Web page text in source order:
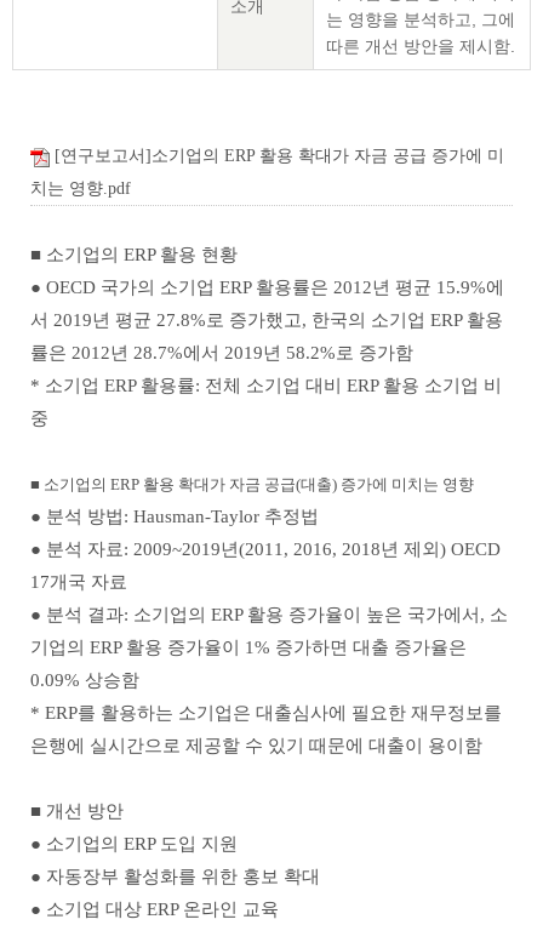
소개
는 영향을 분석하고, 그에
따른 개선 방안을 제시함.
[연구보고서]소기업의 ERP 활용 확대가 자금 공급 증가에 미
치는 영향.pdf
■ 소기업의 ERP 활용 현황
● OECD 국가의 소기업 ERP 활용률은 2012년 평균 15.9%에
서 2019년 평균 27.8%로 증가했고, 한국의 소기업 ERP 활용
률은 2012년 28.7%에서 2019년 58.2%로 증가함
* 소기업 ERP 활용률: 전체 소기업 대비 ERP 활용 소기업 비
중
■ 소기업의 ERP 활용 확대가 자금 공급(대출) 증가에 미치는 영향
● 분석 방법: Hausman-Taylor 추정법
● 분석 자료: 2009~2019년(2011, 2016, 2018년 제외) OECD
17개국 자료
● 분석 결과: 소기업의 ERP 활용 증가율이 높은 국가에서, 소
기업의 ERP 활용 증가율이 1% 증가하면 대출 증가율은
0.09% 상승함
* ERP를 활용하는 소기업은 대출심사에 필요한 재무정보를
은행에 실시간으로 제공할 수 있기 때문에 대출이 용이함
■ 개선 방안
● 소기업의 ERP 도입 지원
● 자동장부 활성화를 위한 홍보 확대
● 소기업 대상 ERP 온라인 교육